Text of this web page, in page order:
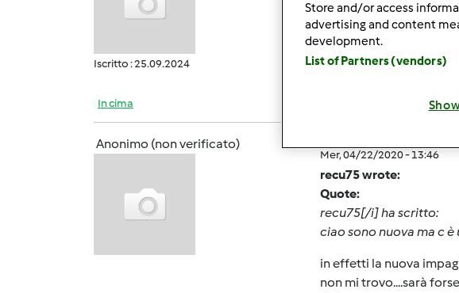
Iscritto : 25.09.2024
In cima
Anonimo (non verificato)
Mer, 04/22/2020 - 13:46
recu75 wrote:
Quote:
recu75[/i] ha scritto:
ciao sono nuova ma c è
in effetti la nuova
non mi trovo....sarà
Store and/or access
advertising and content
development.
List of Partners (vendors)